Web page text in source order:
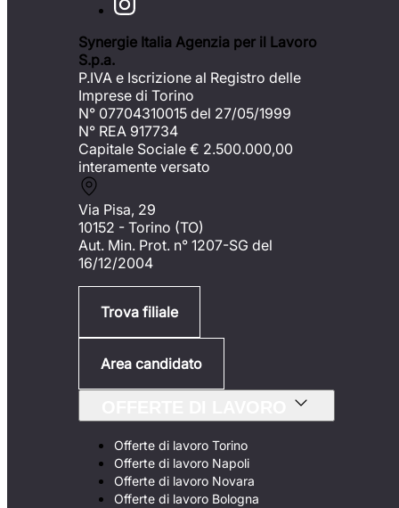
Synergie Italia Agenzia per il Lavoro
S.p.a.
P.IVA e Iscrizione al Registro delle
Imprese di Torino
N° 07704310015 del 27/05/1999
N° REA 917734
Capitale Sociale € 2.500.000,00
interamente versato
Via Pisa, 29
10152 - Torino (TO)
Aut. Min. Prot. n° 1207-SG del
16/12/2004
Trova filiale
Area candidato
Offerte di lavoro Torino
Offerte di lavoro Napoli
Offerte di lavoro Novara
Offerte di lavoro Bologna